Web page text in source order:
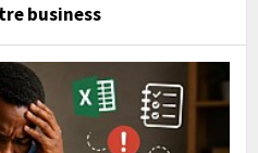
business